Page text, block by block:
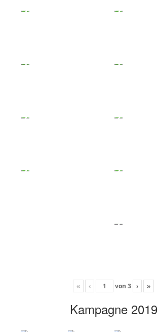
« ‹ von 3 › »
Kampagne 2019